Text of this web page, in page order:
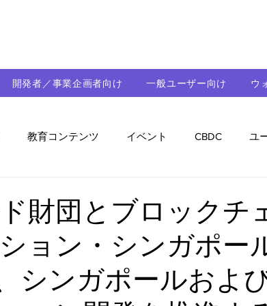
開発者／事業企画者向け 一般ユーザー向け ウ
教育コンテンツ イベント CBDC ユ
続可能性 メルマガ 技術開発 ガバナンス
パートナー・ニュース クロスチェ
財団とブロックチ
ョン・シンガポー
シンガポールおよ